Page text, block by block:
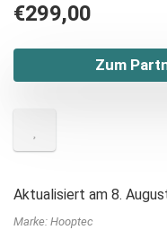
€299,00
Zum
Aktualisiert am 8.
Marke: Hooptec